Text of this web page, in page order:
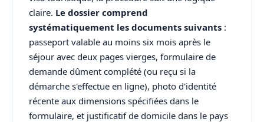
claire. Le dossier comprend
systématiquement les documents suivants :
passeport valable au moins six mois après le
séjour avec deux pages vierges, formulaire de
demande dûment complété (ou reçu si la
démarche s'effectue en ligne), photo d'identité
récente aux dimensions spécifiées dans le
formulaire, et justificatif de domicile dans le pays